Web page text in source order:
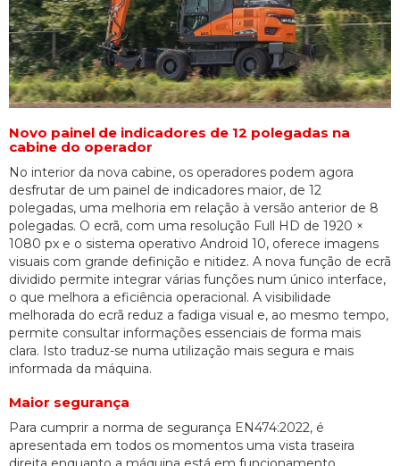
Novo painel de indicadores de 12 polegadas na
cabine do operador
No interior da nova cabine, os operadores podem agora
desfrutar de um painel de indicadores maior, de 12
polegadas, uma melhoria em relação à versão anterior de 8
polegadas. O ecrã, com uma resolução Full HD de 1920 ×
1080 px e o sistema operativo Android 10, oferece imagens
visuais com grande definição e nitidez. A nova função de ecrã
dividido permite integrar várias funções num único interface,
o que melhora a eficiência operacional. A visibilidade
melhorada do ecrã reduz a fadiga visual e, ao mesmo tempo,
permite consultar informações essenciais de forma mais
clara. Isto traduz-se numa utilização mais segura e mais
informada da máquina.
Maior segurança
Para cumprir a norma de segurança EN474:2022, é
apresentada em todos os momentos uma vista traseira